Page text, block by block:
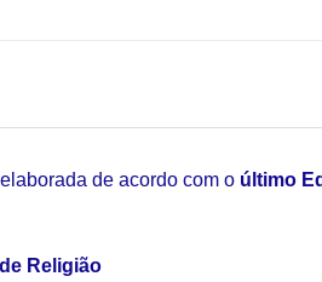
de acordo com o último
Religião